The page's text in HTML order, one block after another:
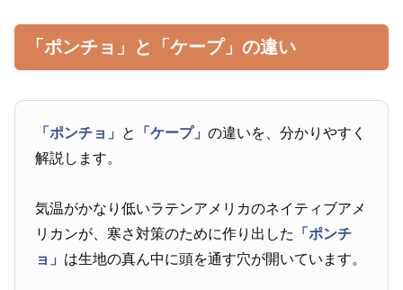
「ポンチョ」と「ケープ」の違い
「ポンチョ」 と 「ケープ」の違いを、分かりやすく
解説します。
気温がかなり低いラテンアメリカのネイティブアメ
リカンが、寒さ対策のために作り出した
「ポンチ
ョ」 は生地の真ん中に頭を通す穴が開いています。